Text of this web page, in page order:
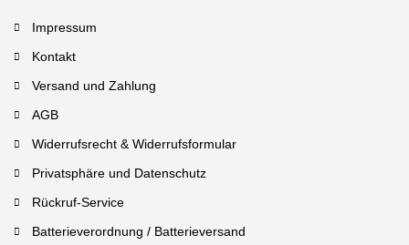
Impressum
Kontakt
Versand und Zahlung
AGB
Widerrufsrecht & Widerrufsformular
Privatsphäre und Datenschutz
Rückruf-Service
Batterieverordnung / Batterieversand